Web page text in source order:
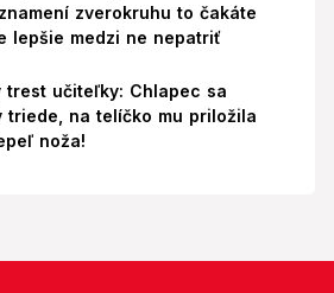
zverokruhu to čakáte
lepšie medzi ne nepatriť
trest učiteľky: Chlapec sa
triede, na telíčko mu priložila
noža!